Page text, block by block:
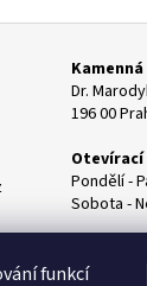
funkcí
Dr.
196 00
Pondělí -
Sobota -